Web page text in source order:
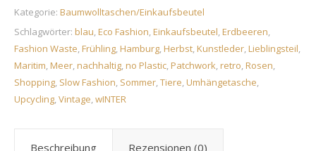
Kategorie: Baumwolltaschen/Einkaufsbeutel
Schlagwörter: blau,Eco Fashion,Einkaufsbeutel,Erdbeeren,
Fashion Waste,Frühling,Hamburg,Herbst,Kunstleder,Lieblingsteil,
Maritim,Meer,nachhaltig,no Plastic,Patchwork,retro,Rosen,
Shopping, Slow Fashion, Sommer,Tiere,Umhängetasche,
Upcycling,Vintage,wINTER
Beschreibung Rezensionen (0)